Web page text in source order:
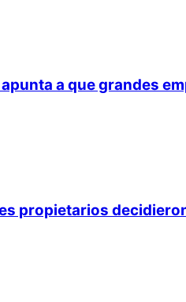
a que grandes
propietarios